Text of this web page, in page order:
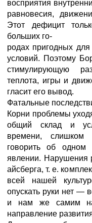
восприятия
равновесия,
Этот дефицит
больших го-
родах пригодных
условий. Поэтому
стимулирующую
теплота, игры и
гласит его вывод.
Фатальные
Корни проблемы
общий склад и
времени,
говорить об одном
явлении. Нарушения
айсберга, т. е.
всей нашей
опускать руки нет —
и нам же самим
направление